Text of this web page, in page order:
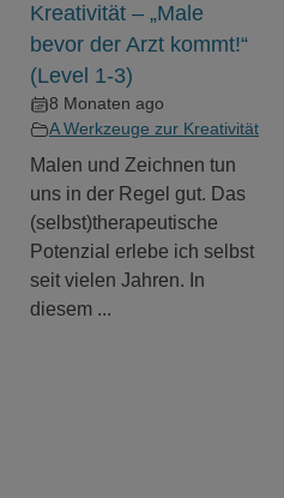
Kreativität – „Male
bevor der Arzt kommt!“
(Level 1-3)
8 Monaten ago
A Werkzeuge zur Kreativität
Malen und Zeichnen tun
uns in der Regel gut. Das
(selbst)therapeutische
Potenzial erlebe ich selbst
seit vielen Jahren. In
diesem ...